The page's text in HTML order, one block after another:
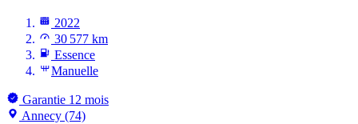
2022
30 577 km
Essence
Manuelle
Garantie 12 mois
Annecy (74)